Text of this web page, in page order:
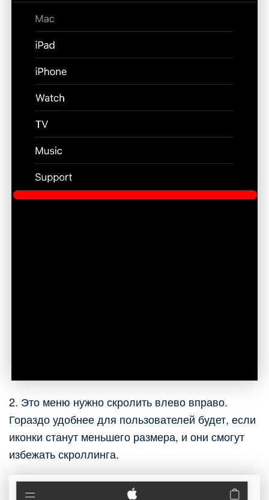
2. Это меню нужно скролить влево вправо.
Гораздо удобнее для пользователей будет, если
иконки станут меньшего размера, и они смогут
избежать скроллинга.